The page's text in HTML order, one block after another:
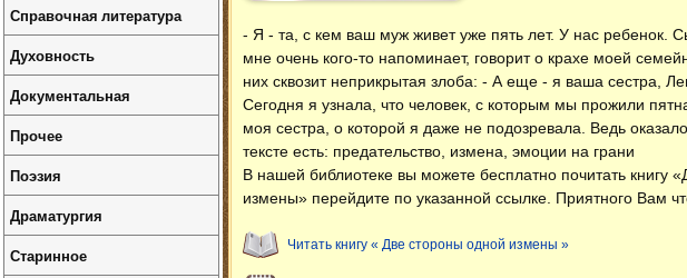
- Я - та, с кем ваш муж живет уже пять лет. У нас ребенок.
мне очень кого-то напоминает, говорит о крахе моей
них сквозит неприкрытая злоба: - А еще - я ваша сестра,
Сегодня я узнала, что человек, с которым мы прожили
моя сестра, о которой я даже не подозревала. Ведь
тексте есть: предательство, измена, эмоции на грани
В нашей библиотеке вы можете бесплатно почитать книгу
измены» перейдите по указанной ссылке. Приятного Вам
Читать книгу « Две стороны одной измены »
Справочная литература
Духовность
Документальная
Прочее
Поэзия
Драматургия
Старинное